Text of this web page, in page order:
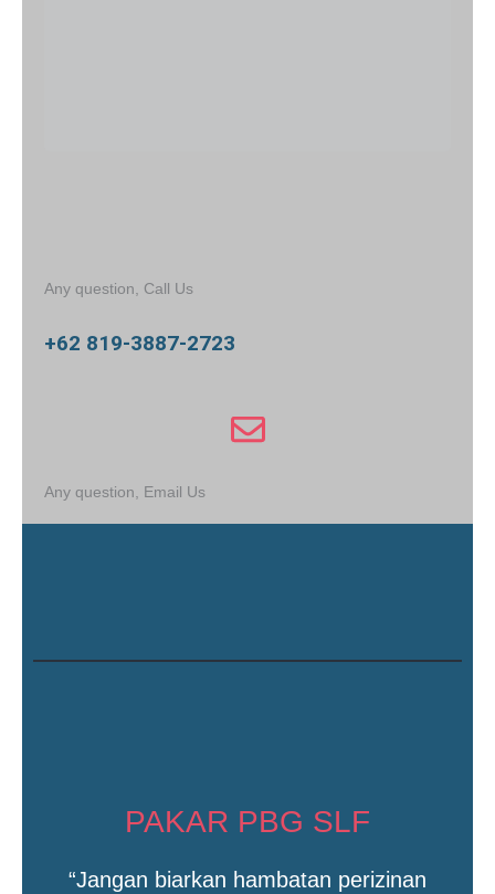
Any question, Call Us
+62 819-3887-2723
Any question, Email Us
PAKAR PBG SLF
“Jangan biarkan hambatan perizinan